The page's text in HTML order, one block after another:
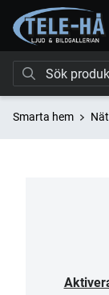
Smarta hem